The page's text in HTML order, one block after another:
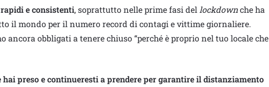
e consistenti, soprattutto nelle prime fasi del lockdownche ha
il mondo per il numero record di contagi e vittime giornaliere.
ancora obbligati a tenere chiuso “perché è proprio nel tuo locale che
hai preso e continueresti a prendere per garantire il distanziamento